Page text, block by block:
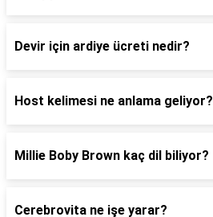
Devir için ardiye ücreti nedir?
Host kelimesi ne anlama geliyor?
Millie Boby Brown kaç dil biliyor?
Cerebrovita ne işe yarar?